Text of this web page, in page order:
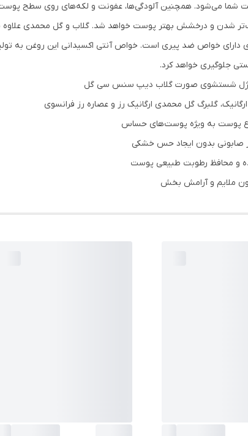
شما می‌شود. همچنین آلودگی‌‌ها، عفونت و لکه‌‌های روی سطح پوست
دارای خواص ضد پیری است. خواص آنتی اکسیدانی این روغن به
جلوگیری خواهد کرد.
ژل شستشوی صورت گلاب دیپ سنس سی گل
گلبرگ گل محمدی ارگانیک رز و عصاره رز فرانسوی
پوست به ویژه پوست‌های حساس
صابونی بدون ایجاد حس خشکی
و محافظ رطوبت طبیعی پوست
ملایم و آرامش بخش